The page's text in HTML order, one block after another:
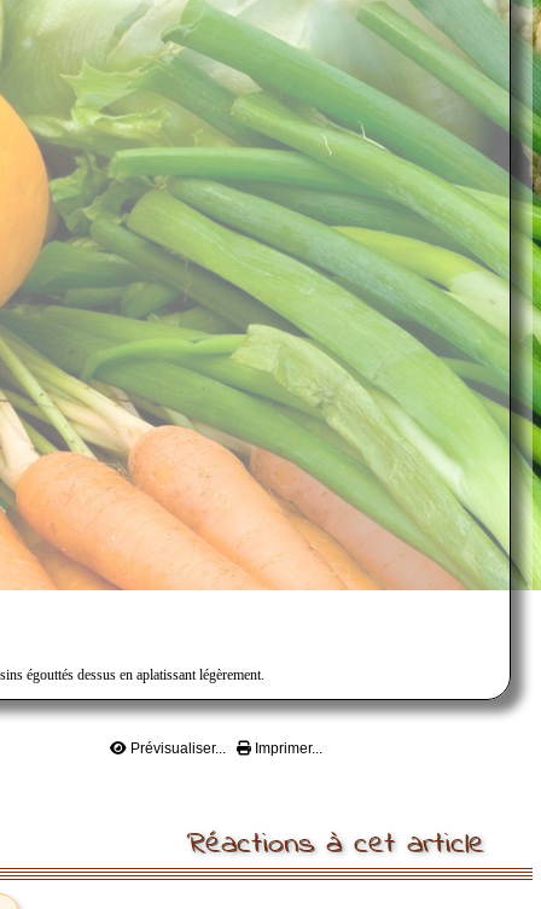
égouttés dessus en aplatissant légèrement.
Prévisualiser... Imprimer...
Réactions à cet article